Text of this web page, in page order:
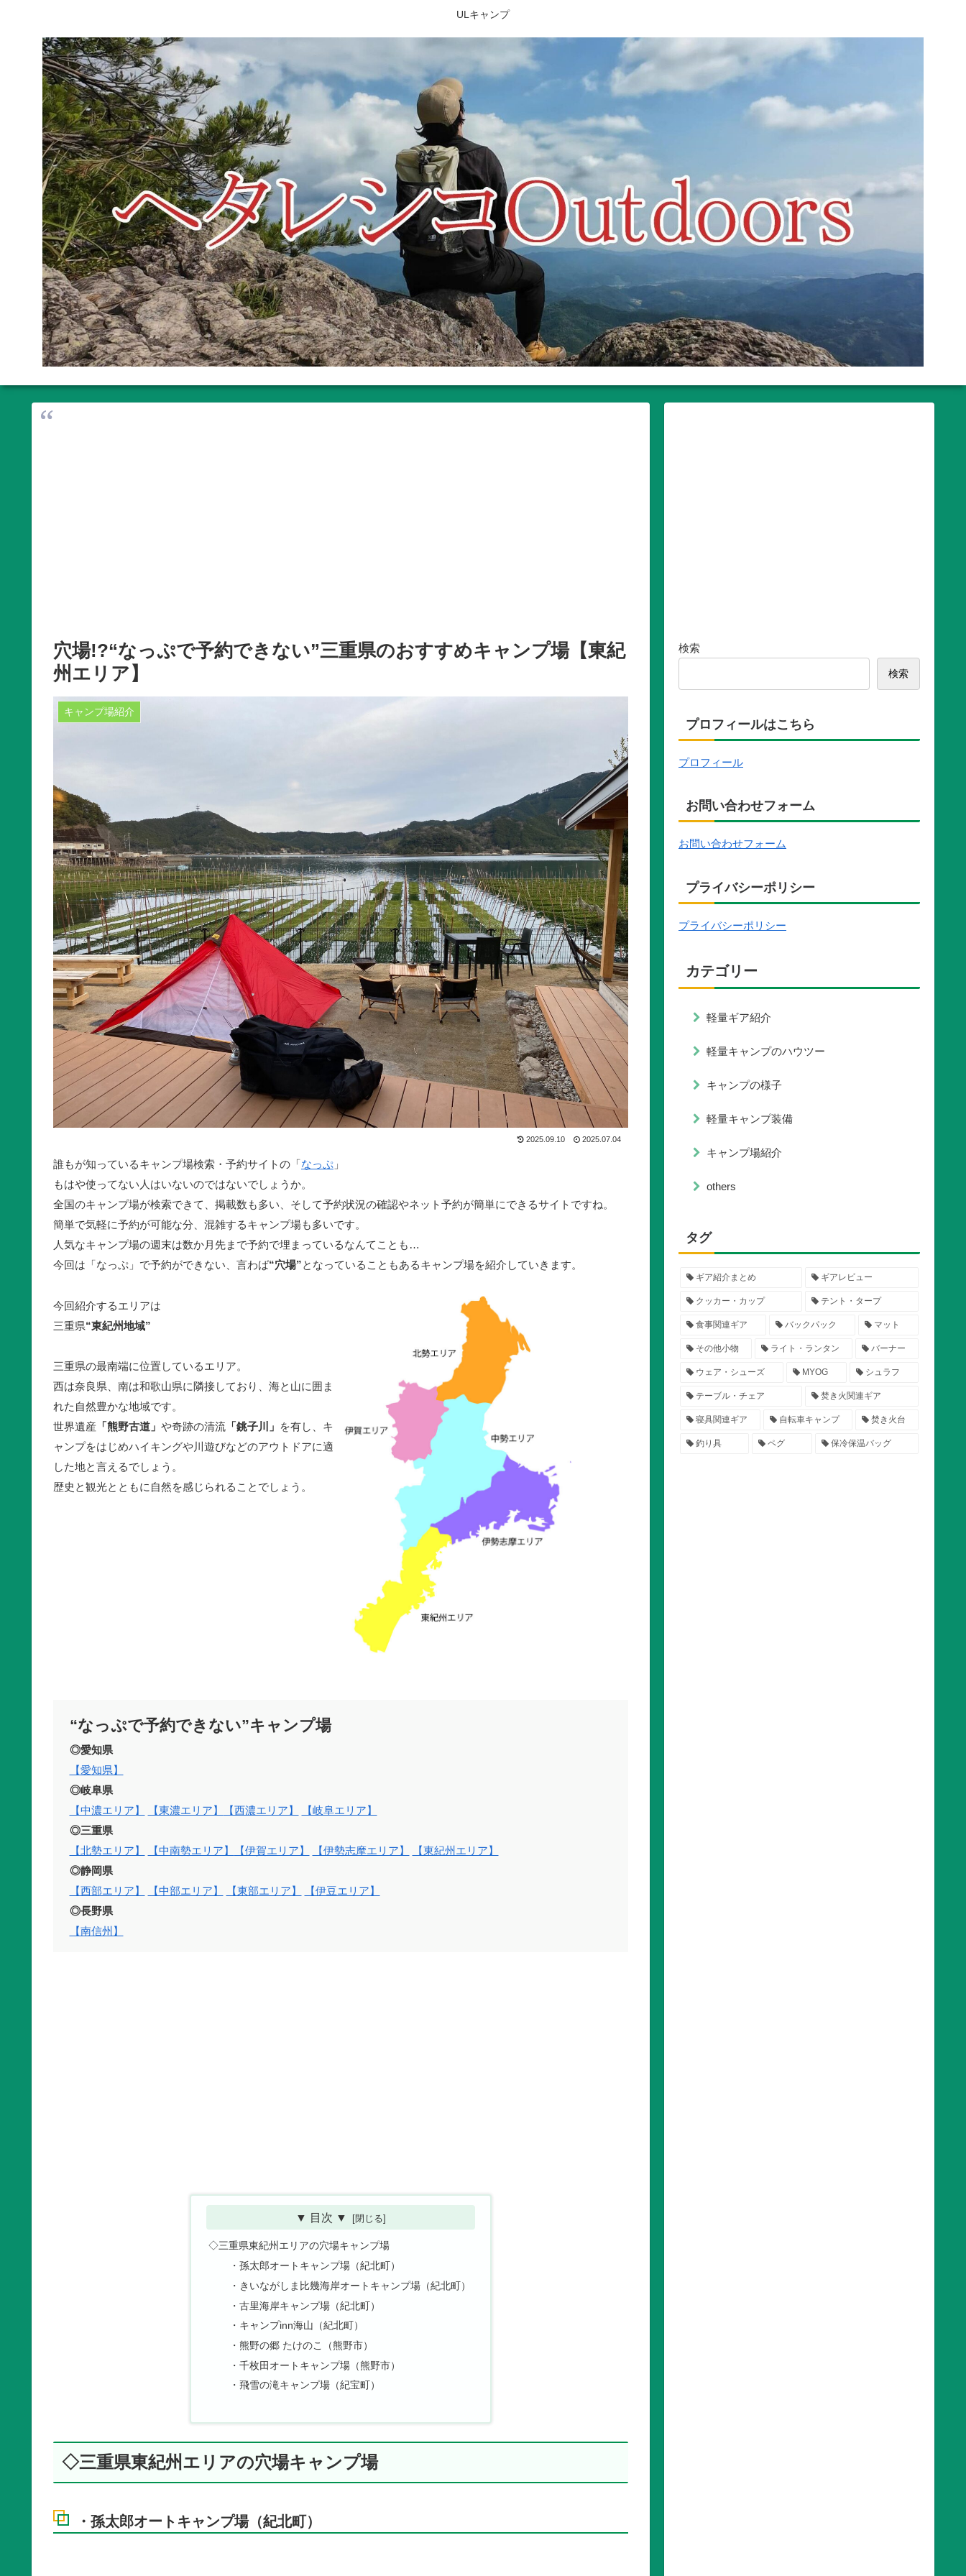
ULキャンプ
穴場!?“なっぷで予約できない”三重県のおすすめキャンプ場【東紀
州エリア】
キャンプ場紹介
2025.09.10 2025.07.04
誰もが知っているキャンプ場検索・予約サイトの「なっぷ 」
もはや使ってない人はいないのではないでしょうか。
全国のキャンプ場が検索できて、掲載数も多い、そして予約状況の確認やネット予約が簡単にできるサイトですね。
簡単で気軽に予約が可能な分、混雑するキャンプ場も多いです。
人気なキャンプ場の週末は数か月先まで予約で埋まっているなんてことも…
今回は「なっぷ」で予約ができない、言わば“穴場”となっていることもあるキャンプ場を紹介していきます。
今回紹介するエリアは
三重県“東紀州地域”
三重県の最南端に位置しているエリア。
西は奈良県、南は和歌山県に隣接しており、海と山に囲ま
れた自然豊かな地域です。
世界遺産 「熊野古道」 や奇跡の清流 「銚子川」 を有し、キ
ャンプをはじめハイキングや川遊びなどのアウトドアに適
した地と言えるでしょう。
歴史と観光とともに自然を感じられることでしょう。
“なっぷで予約できない”キャンプ場
◎愛知県
【愛知県】
◎岐阜県
【中濃エリア】
【東濃エリア】 【西濃エリア】
【岐阜エリア】
◎三重県
【北勢エリア】
【中南勢エリア】 【伊賀エリア】 【伊勢志摩エリア】
【東紀州エリア】
◎静岡県
【西部エリア】
【中部エリア】 【東部エリア】
【伊豆エリア】
◎長野県
【南信州】
▼ 目次 ▼
◇三重県東紀州エリアの穴場キャンプ場
・孫太郎オートキャンプ場（紀北町）
・きいながしま比幾海岸オートキャンプ場（紀北町）
・古里海岸キャンプ場（紀北町）
・キャンプinn海山（紀北町）
・熊野の郷 たけのこ（熊野市）
・千枚田オートキャンプ場（熊野市）
・飛雪の滝キャンプ場（紀宝町）
◇三重県東紀州エリアの穴場キャンプ場
・孫太郎オートキャンプ場（紀北町）
検索
検索
プロフィールはこちら
プロフィール
お問い合わせフォーム
お問い合わせフォーム
プライバシーポリシー
プライバシーポリシー
カテゴリー
軽量ギア紹介
軽量キャンプのハウツー
キャンプの様子
軽量キャンプ装備
キャンプ場紹介
others
タグ
ギア紹介まとめ ギアレビュー
クッカー・カップ テント・タープ
食事関連ギア バックパック マット
その他小物 ライト・ランタン バーナー
ウェア・シューズ MYOG シュラフ
テーブル・チェア 焚き火関連ギア
寝具関連ギア 自転車キャンプ 焚き火台
釣り具 ペグ 保冷保温バッグ